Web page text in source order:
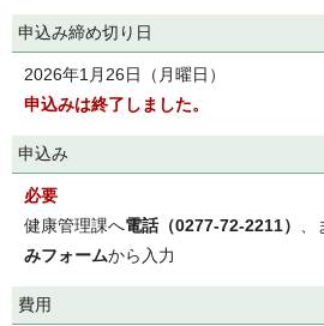
申込み締め切り日
2026年1月26日（月曜日）
申込みは終了しました。
申込み
必要
健康管理課へ電話（0277-72-2211）
みフォームから入力
費用